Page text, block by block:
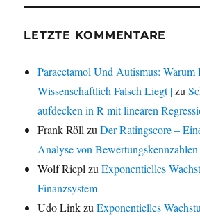
LETZTE KOMMENTARE
Paracetamol Und Autismus:
Wissenschaftlich Falsch Liegt |zu
aufdecken in R mit linearen
Frank RöllzuDer Ratingscore –
Analyse von Bewertungskennzahlen
Wolf RieplzuExponentielles
Finanzsystem
Udo LinkzuExponentielles